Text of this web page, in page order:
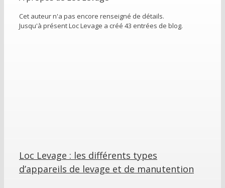
Cet auteur n'a pas encore renseigné de détails.
Jusqu'à présent Loc Levage a créé 43 entrées de blog.
Loc Levage : les différents types
d’appareils de levage et de manutention